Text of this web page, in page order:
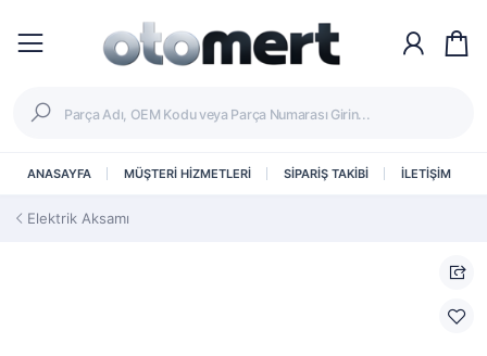
ANASAYFA MÜŞTERİ HİZMETLERİ SİPARİŞ TAKİBİ İLETİŞİM
Elektrik Aksamı